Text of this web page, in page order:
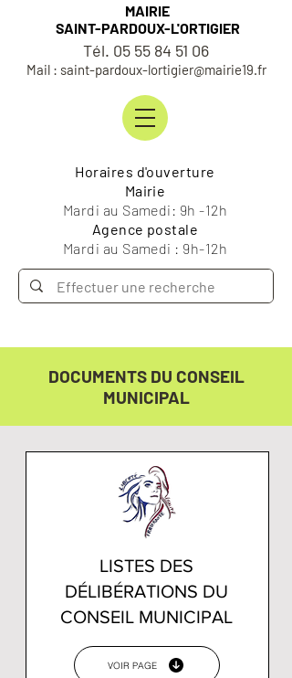
MAIRIE
SAINT-PARDOUX-L'ORTIGIER
Tél. 05 55 84 51 06
Mail : saint-pardoux-lortigier@mairie19.fr
Horaires d'ouverture
Mairie
Mardi au Samedi: 9h -12h
Agence postale
Mardi au Samedi : 9h-12h
DOCUMENTS DU CONSEIL
MUNICIPAL
LISTES DES
DÉLIBÉRATIONS DU
CONSEIL MUNICIPAL
VOIR PAGE